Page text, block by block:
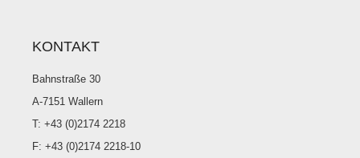
KONTAKT
Bahnstraße 30
A-7151 Wallern
T: +43 (0)2174 2218
F: +43 (0)2174 2218-10